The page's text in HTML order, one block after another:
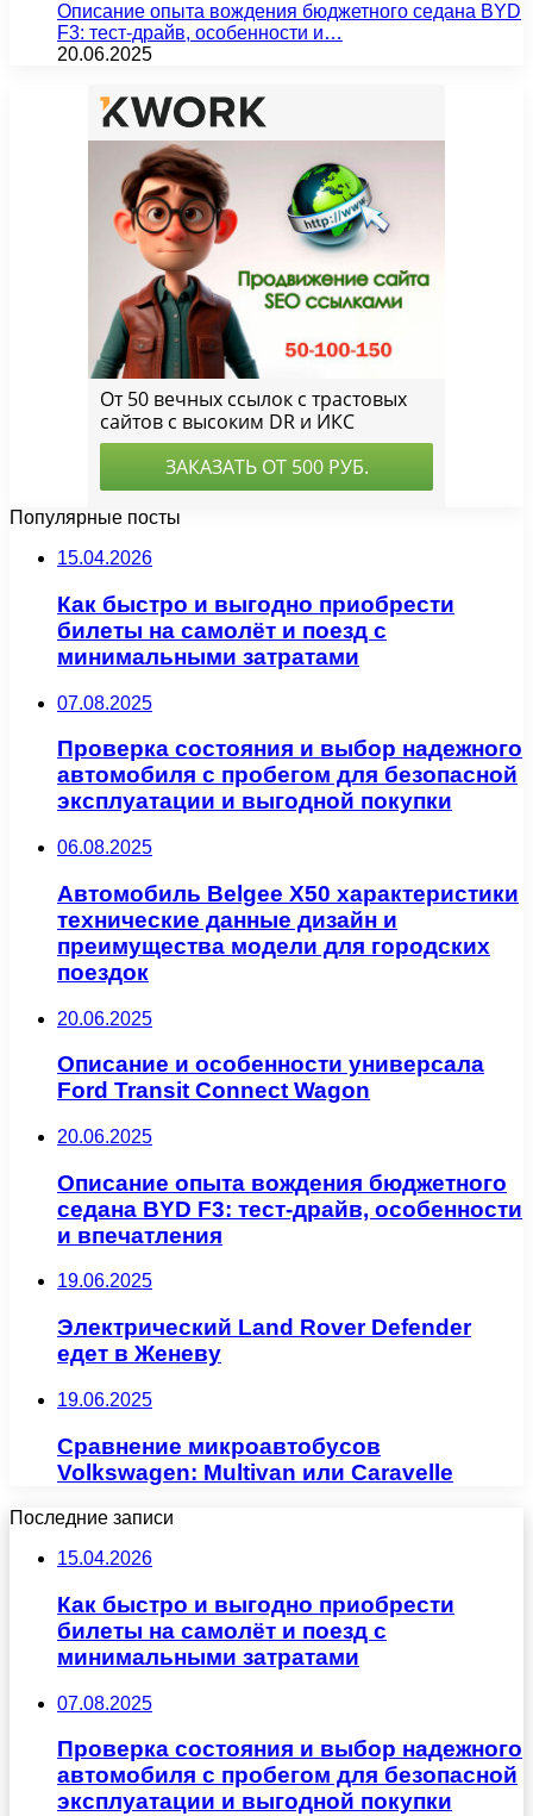
Описание опыта вождения бюджетного седана BYD
F3: тест-драйв, особенности и…
20.06.2025
Популярные посты
15.04.2026
Как быстро и выгодно приобрести
билеты на самолёт и поезд с
минимальными затратами
07.08.2025
Проверка состояния и выбор надежного
автомобиля с пробегом для безопасной
эксплуатации и выгодной покупки
06.08.2025
Автомобиль Belgee X50 характеристики
технические данные дизайн и
преимущества модели для городских
поездок
20.06.2025
Описание и особенности универсала
Ford Transit Connect Wagon
20.06.2025
Описание опыта вождения бюджетного
седана BYD F3: тест-драйв, особенности
и впечатления
19.06.2025
Электрический Land Rover Defender
едет в Женеву
19.06.2025
Сравнение микроавтобусов
Volkswagen: Multivan или Caravelle
Последние записи
15.04.2026
Как быстро и выгодно приобрести
билеты на самолёт и поезд с
минимальными затратами
07.08.2025
Проверка состояния и выбор надежного
автомобиля с пробегом для безопасной
эксплуатации и выгодной покупки